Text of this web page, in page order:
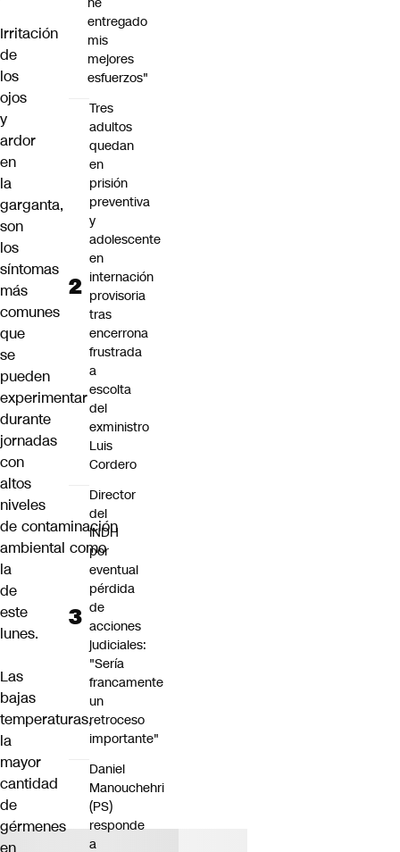
Irritación
de
los
ojos
y
ardor
en
la
garganta,
son
los
síntomas
más
comunes
que
se
pueden
experimentar
durante
jornadas
con
altos
niveles
de contaminación
ambiental como
la
de
este
lunes.
Las
bajas
temperaturas,
la
mayor
cantidad
de
gérmenes
en
entregado
mis
mejores
esfuerzos"
Tres
adultos
quedan
en
prisión
preventiva
y
adolescente
en
internación
provisoria
tras
encerrona
frustrada
a
escolta
del
exministro
Luis
Cordero
Director
del
INDH
por
eventual
pérdida
de
acciones
judiciales:
"Sería
francamente
un
retroceso
importante"
Daniel
Manouchehri
(PS)
responde
a